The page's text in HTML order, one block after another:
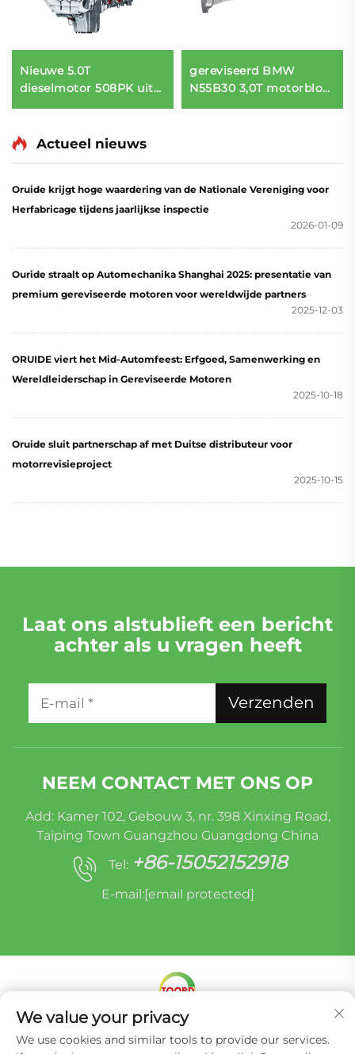
Nieuwe 5.0T
dieselmotor 508PK uit
China, compatibel met
geschikt voor Range
gereviseerd BMW
N55B30 3,0T motorblok
voor X3, X4, X5, X6, 335i
Actueel nieuws
Oruide krijgt hoge waardering van de Nationale Vereniging voor
Herfabricage tijdens jaarlijkse inspectie
2026-01-09
Ouride straalt op Automechanika Shanghai 2025: presentatie van
premium gereviseerde motoren voor wereldwijde partners
2025-12-03
ORUIDE viert het Mid-Automfeest: Erfgoed, Samenwerking en
Wereldleiderschap in Gereviseerde Motoren
2025-10-18
Oruide sluit partnerschap af met Duitse distributeur voor
motorrevisieproject
2025-10-15
Laat ons alstublieft een bericht
achter als u vragen heeft
Verzenden
NEEM CONTACT MET ONS OP
Add: Kamer 102, Gebouw 3, nr. 398 Xinxing Road,
Taiping Town Guangzhou Guangdong China
Tel: +86-15052152918
E-mail:[email protected]
Copyright © Miracle Oruide (guangzhou) Auto
Parts Remanufacturing Co., Ltd. - Privacybeleid
We value your privacy
We use cookies and similar tools to provide our services.